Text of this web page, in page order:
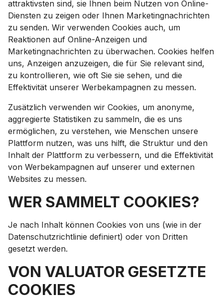
attraktivsten sind, sie Ihnen beim Nutzen von Online-
Diensten zu zeigen oder Ihnen Marketingnachrichten
zu senden. Wir verwenden Cookies auch, um
Reaktionen auf Online-Anzeigen und
Marketingnachrichten zu überwachen. Cookies helfen
uns, Anzeigen anzuzeigen, die für Sie relevant sind,
zu kontrollieren, wie oft Sie sie sehen, und die
Effektivität unserer Werbekampagnen zu messen.
Zusätzlich verwenden wir Cookies, um anonyme,
aggregierte Statistiken zu sammeln, die es uns
ermöglichen, zu verstehen, wie Menschen unsere
Plattform nutzen, was uns hilft, die Struktur und den
Inhalt der Plattform zu verbessern, und die Effektivität
von Werbekampagnen auf unserer und externen
Websites zu messen.
WER SAMMELT COOKIES?
Je nach Inhalt können Cookies von uns (wie in der
Datenschutzrichtlinie definiert) oder von Dritten
gesetzt werden.
VON VALUATOR GESETZTE
COOKIES